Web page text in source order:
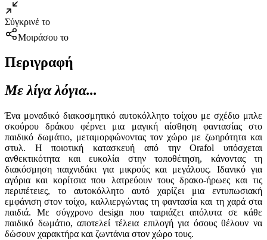
Σύγκρινέ το
Μοιράσου το
Περιγραφή
Με λίγα λόγια...
Ένα μοναδικό διακοσμητικό αυτοκόλλητο τοίχου με σχέδιο μπλε
σκούρου δράκου φέρνει μια μαγική αίσθηση φαντασίας στο
παιδικό δωμάτιο, μεταμορφώνοντας τον χώρο με ζωηρότητα και
στυλ. Η ποιοτική κατασκευή από την Orafol υπόσχεται
ανθεκτικότητα και ευκολία στην τοποθέτηση, κάνοντας τη
διακόσμηση παιχνιδάκι για μικρούς και μεγάλους. Ιδανικό για
αγόρια και κορίτσια που λατρεύουν τους δρακο-ήρωες και τις
περιπέτειες, το αυτοκόλλητο αυτό χαρίζει μια εντυπωσιακή
εμφάνιση στον τοίχο, καλλιεργώντας τη φαντασία και τη χαρά στα
παιδιά. Με σύγχρονο design που ταιριάζει απόλυτα σε κάθε
παιδικό δωμάτιο, αποτελεί τέλεια επιλογή για όσους θέλουν να
δώσουν χαρακτήρα και ζωντάνια στον χώρο τους.